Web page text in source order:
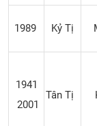
1989 Kỷ Tị
1941
2001
Tân Tị